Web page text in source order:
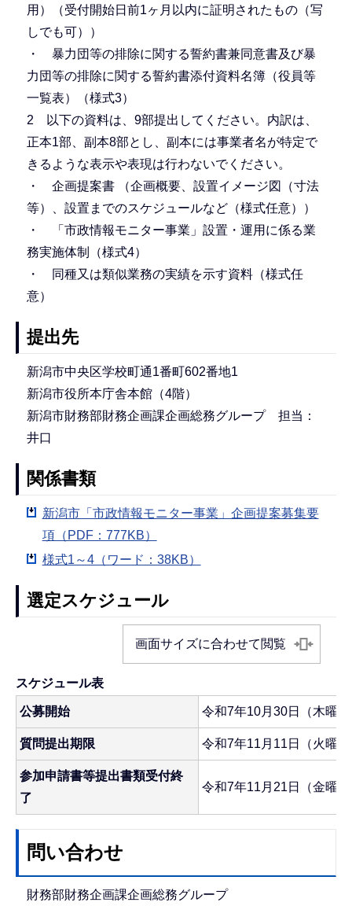
用）（受付開始日前1ヶ月以内に証明されたもの（写
しでも可））
・ 暴力団等の排除に関する誓約書兼同意書及び暴
力団等の排除に関する誓約書添付資料名簿（役員等
一覧表）（様式3）
2 以下の資料は、9部提出してください。内訳は、
正本1部、副本8部とし、副本には事業者名が特定で
きるような表示や表現は行わないでください。
・ 企画提案書 （企画概要、設置イメージ図（寸法
等）、設置までのスケジュールなど（様式任意））
・ 「市政情報モニター事業」設置・運用に係る業
務実施体制（様式4）
・ 同種又は類似業務の実績を示す資料（様式任
意）
提出先
新潟市中央区学校町通1番町602番地1
新潟市役所本庁舎本館（4階）
新潟市財務部財務企画課企画総務グループ 担当：
井口
関係書類
新潟市「市政情報モニター事業」企画提案募集要
項（PDF：777KB）
様式1～4（ワード：38KB）
選定スケジュール
画面サイズに合わせて閲覧
スケジュール表
公募開始 令和7年10月30日（木曜
質問提出期限 令和7年11月11日（火曜
参加申請書等提出書類受付終
了
令和7年11月21日（金曜
問い合わせ
財務部財務企画課企画総務グループ